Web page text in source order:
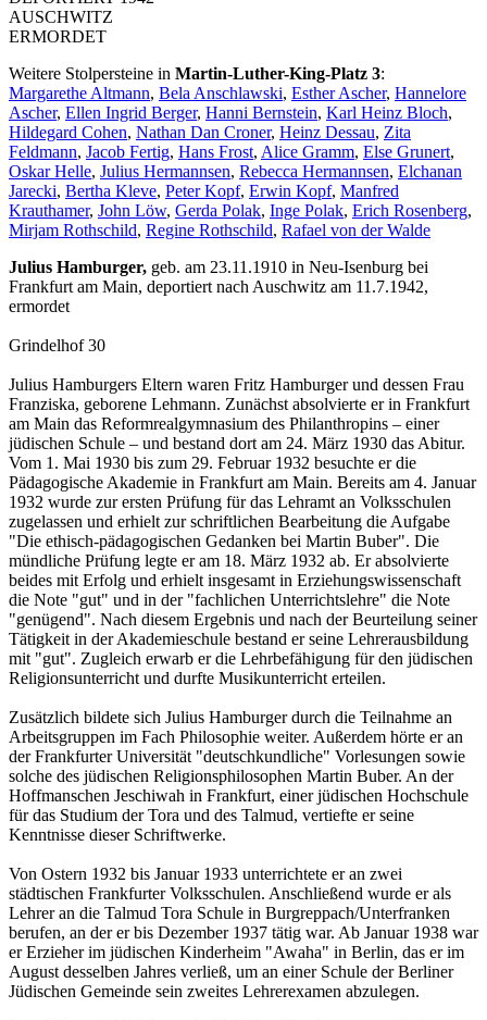
AUSCHWITZ
ERMORDET
Weitere Stolpersteine in Martin-Luther-King-Platz 3:
Margarethe Altmann, Bela Anschlawski, Esther Ascher, Hannelore
Ascher, Ellen Ingrid Berger, Hanni Bernstein, Karl Heinz Bloch,
Hildegard Cohen, Nathan Dan Croner, Heinz Dessau, Zita
Feldmann, Jacob Fertig, Hans Frost, Alice Gramm, Else Grunert,
Oskar Helle, Julius Hermannsen, Rebecca Hermannsen, Elchanan
Jarecki, Bertha Kleve, Peter Kopf, Erwin Kopf, Manfred
Krauthamer, John Löw, Gerda Polak, Inge Polak, Erich Rosenberg,
Mirjam Rothschild, Regine Rothschild, Rafael von der Walde
Julius Hamburger, geb. am 23.11.1910 in Neu-Isenburg bei
Frankfurt am Main, deportiert nach Auschwitz am 11.7.1942,
ermordet
Grindelhof 30
Julius Hamburgers Eltern waren Fritz Hamburger und dessen Frau
Franziska, geborene Lehmann. Zunächst absolvierte er in Frankfurt
am Main das Reformrealgymnasium des Philanthropins – einer
jüdischen Schule – und bestand dort am 24. März 1930 das Abitur.
Vom 1. Mai 1930 bis zum 29. Februar 1932 besuchte er die
Pädagogische Akademie in Frankfurt am Main. Bereits am 4. Januar
1932 wurde zur ersten Prüfung für das Lehramt an Volksschulen
zugelassen und erhielt zur schriftlichen Bearbeitung die Aufgabe
"Die ethisch-pädagogischen Gedanken bei Martin Buber". Die
mündliche Prüfung legte er am 18. März 1932 ab. Er absolvierte
beides mit Erfolg und erhielt insgesamt in Erziehungswissenschaft
die Note "gut" und in der "fachlichen Unterrichtslehre" die Note
"genügend". Nach diesem Ergebnis und nach der Beurteilung seiner
Tätigkeit in der Akademieschule bestand er seine Lehrerausbildung
mit "gut". Zugleich erwarb er die Lehrbefähigung für den jüdischen
Religionsunterricht und durfte Musikunterricht erteilen.
Zusätzlich bildete sich Julius Hamburger durch die Teilnahme an
Arbeitsgruppen im Fach Philosophie weiter. Außerdem hörte er an
der Frankfurter Universität "deutschkundliche" Vorlesungen sowie
solche des jüdischen Religionsphilosophen Martin Buber. An der
Hoffmanschen Jeschiwah in Frankfurt, einer jüdischen Hochschule
für das Studium der Tora und des Talmud, vertiefte er seine
Kenntnisse dieser Schriftwerke.
Von Ostern 1932 bis Januar 1933 unterrichtete er an zwei
städtischen Frankfurter Volksschulen. Anschließend wurde er als
Lehrer an die Talmud Tora Schule in Burgreppach/Unterfranken
berufen, an der er bis Dezember 1937 tätig war. Ab Januar 1938 war
er Erzieher im jüdischen Kinderheim "Awaha" in Berlin, das er im
August desselben Jahres verließ, um an einer Schule der Berliner
Jüdischen Gemeinde sein zweites Lehrerexamen abzulegen.